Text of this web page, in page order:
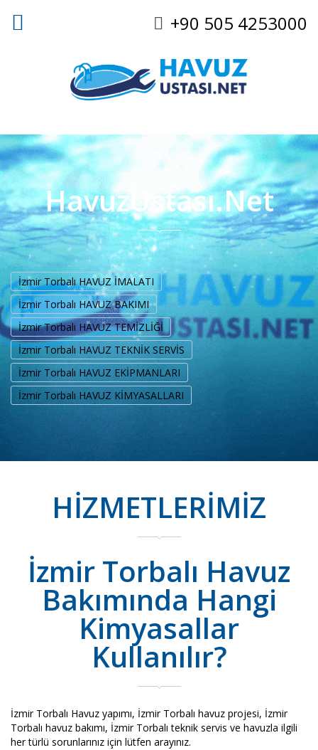
+90 505 4253000
HavuzUstası.Net
İzmir Torbalı HAVUZ İMALATI
İzmir Torbalı HAVUZ BAKIMI
İzmir Torbalı HAVUZ TEMİZLİĞİ
İzmir Torbalı HAVUZ TEKNİK SERVİS
İzmir Torbalı HAVUZ EKİPMANLARI
İzmir Torbalı HAVUZ KİMYASALLARI
HİZMETLERİMİZ
İzmir Torbalı Havuz
Bakımında Hangi
Kimyasallar
Kullanılır?
İzmir Torbalı Havuz yapımı, İzmir Torbalı havuz projesi, İzmir
Torbalı havuz bakımı, İzmir Torbalı teknik servis ve havuzla ilgili
her türlü sorunlarınız için lütfen arayınız.